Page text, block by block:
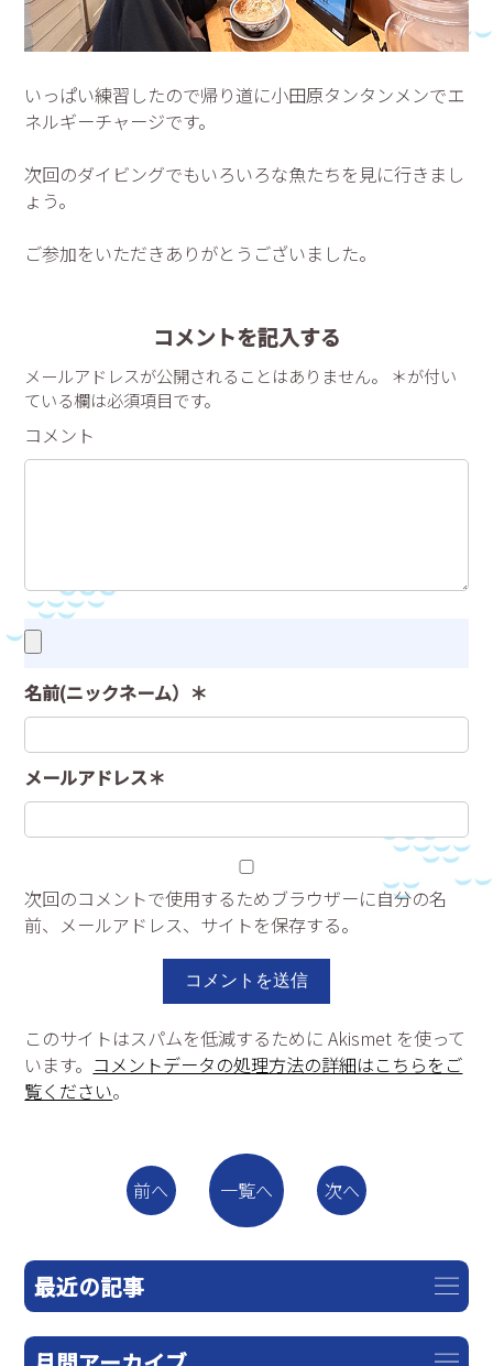
いっぱい練習したので帰り道に小田原タンタンメンでエ
ネルギーチャージです。
次回のダイビングでもいろいろな魚たちを見に行きまし
ょう。
ご参加をいただきありがとうございました。
コメントを記入する
メールアドレスが公開されることはありません。 ＊が付い
ている欄は必須項目です。
コメント
名前(ニックネーム）＊
メールアドレス＊
次回のコメントで使用するためブラウザーに自分の名
前、メールアドレス、サイトを保存する。
このサイトはスパムを低減するために Akismet を使って
います。 コメントデータの処理方法の詳細はこちらをご
覧ください。
前へ 一覧へ 次へ
最近の記事